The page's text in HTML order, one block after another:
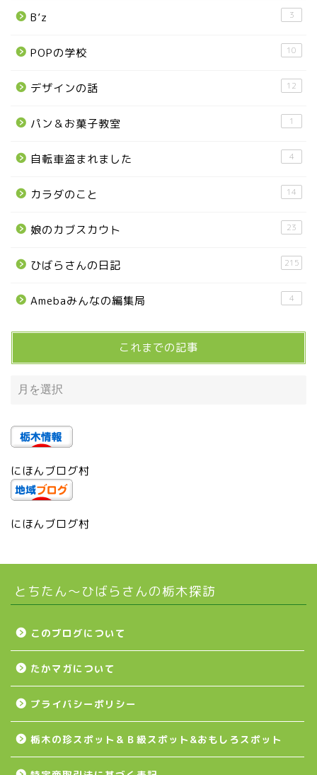
B’z 3
POPの学校 10
デザインの話 12
パン＆お菓子教室 1
自転車盗まれました 4
カラダのこと 14
娘のカブスカウト 23
ひばらさんの日記 215
Amebaみんなの編集局 4
これまでの記事
にほんブログ村
にほんブログ村
とちたん〜ひばらさんの栃木探訪
このブログについて
たかマガについて
プライバシーポリシー
栃木の珍スポット＆Ｂ級スポット&おもしろスポット
宇都宮の震災後の様子